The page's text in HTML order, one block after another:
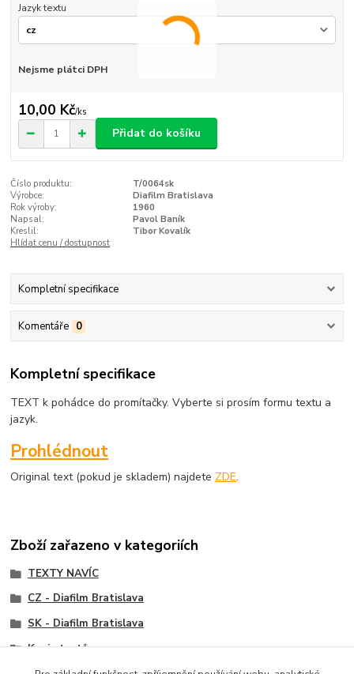
Jazyk textu
Nejsme plátci DPH
10,00 Kč/ks
Přidat do košíku
Číslo produktu:
T/0064sk
Výrobce:
Diafilm Bratislava
Rok výroby:
1960
Napsal:
Pavol Baník
Kreslil:
Tibor Kovalík
Hlídat cenu / dostupnost
Kompletní specifikace
Komentáře 0
Kompletní specifikace
TEXT k pohádce do promítačky. Vyberte si prosím formu textu a
jazyk.
Prohlédnout
Original text (pokud je skladem) najdete ZDE.
Zboží zařazeno v kategoriích
TEXTY NAVÍC
CZ - Diafilm Bratislava
SK - Diafilm Bratislava
Kopie textů